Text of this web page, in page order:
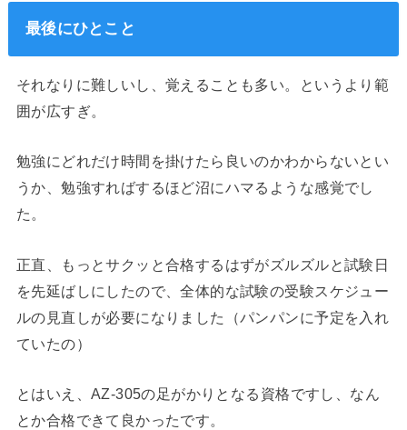
最後にひとこと
それなりに難しいし、覚えることも多い。というより範
囲が広すぎ。
勉強にどれだけ時間を掛けたら良いのかわからないとい
うか、勉強すればするほど沼にハマるような感覚でし
た。
正直、もっとサクッと合格するはずがズルズルと試験日
を先延ばしにしたので、全体的な試験の受験スケジュー
ルの見直しが必要になりました（パンパンに予定を入れ
ていたの）
とはいえ、AZ-305の足がかりとなる資格ですし、なん
とか合格できて良かったです。